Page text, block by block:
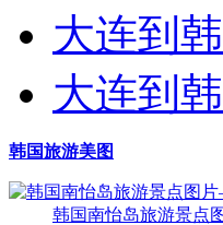
大连到
大连到
韩国旅游美图
韩国南怡岛旅游景